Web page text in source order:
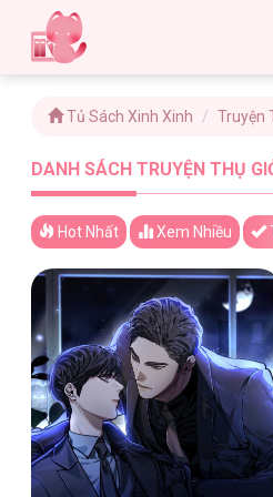
Tủ Sách Xinh Xinh Truyện
DANH SÁCH TRUYỆN THỤ
Hot Nhất Xem Nhiều